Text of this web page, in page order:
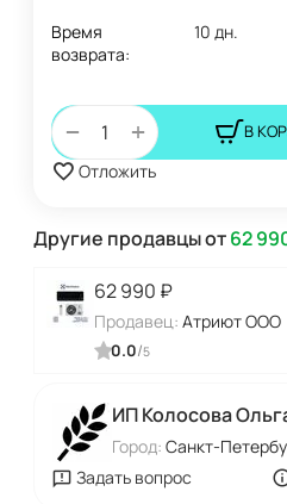
Время
возврата:
10 дн.
+
− В
Отложить
Другие продавцы от62
62 990 ₽
Продавец: Атриют ООО
0.0/5
ИП Колосова
Город: Санкт-
Задать вопрос